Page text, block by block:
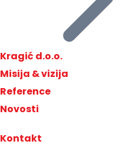
Kragić d.o.o.
Misija & vizija
Reference
Novosti
Kontakt